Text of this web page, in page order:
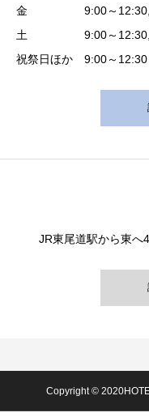
金 9:00～12:30,
土 9:00～12:30,
祝祭日ほか 9:00～12:30
JR東尾道駅から東へ
Copyright ©